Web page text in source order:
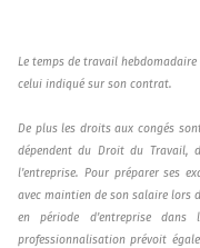
Le temps de travail
celui indiqué sur son contrat.
De plus les droits aux congés
dépendent du Droit du Travail,
l’entreprise. Pour préparer ses
avec maintien de son salaire lors
en période d’entreprise
professionnalisation prévoit